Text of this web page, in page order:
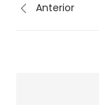
Anterior